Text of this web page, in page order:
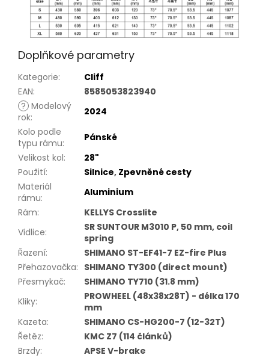
Doplňkové parametry
Kategorie:
Cliff
EAN:
8585053823940
? Modelový
rok:
2024
Kolo podle
typu rámu:
Pánské
Velikost kol:
28"
Použití: Silnice, Zpevněné cesty
Materiál
rámu:
Aluminium
Rám:
KELLYS Crosslite
Vidlice:
SR SUNTOUR M3010 P, 50 mm, coil
spring
Řazení:
SHIMANO ST-EF41-7 EZ-fire Plus
Přehazovačka: SHIMANO TY300 (direct mount)
Přesmykač:
SHIMANO TY710 (31.8 mm)
Kliky:
PROWHEEL (48x38x28T) - délka 170
mm
Kazeta:
SHIMANO CS-HG200-7 (12-32T)
Řetěz:
KMC Z7 (114 článků)
Brzdy:
APSE V-brake